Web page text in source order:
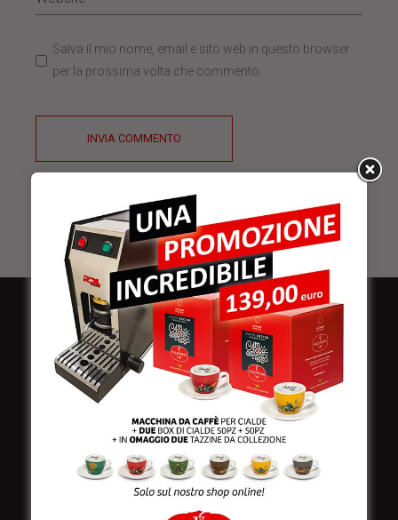
Salva il mio nome, email e sito web in questo browser
per la prossima volta che commento.
INVIA COMMENTO